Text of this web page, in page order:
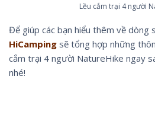
Lều cắm trại 4 người
Để giúp các bạn hiểu thêm về dòng
HiCamping sẽ tổng hợp những
cắm trại 4 người NatureHike ngay
nhé!